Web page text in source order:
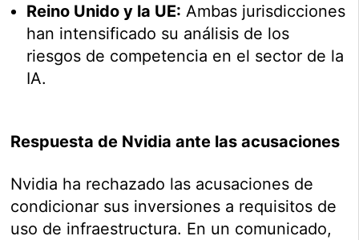
Reino Unido y la UE: Ambas jurisdicciones
han intensificado su análisis de los
riesgos de competencia en el sector de la
IA.
Respuesta de Nvidia ante las acusaciones
Nvidia ha rechazado las acusaciones de
condicionar sus inversiones a requisitos de
uso de infraestructura. En un comunicado,